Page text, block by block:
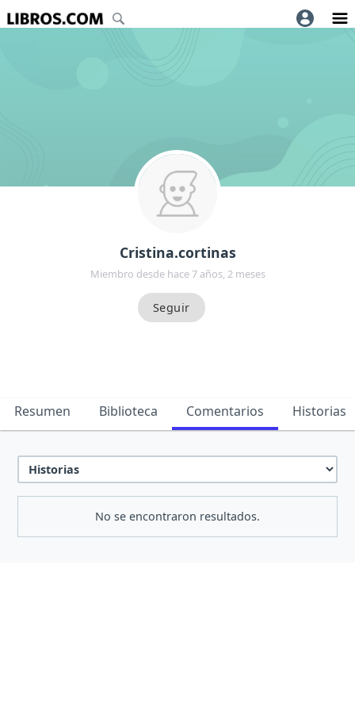
Cristina.cortinas
Miembro desde hace 7 años, 2 meses
Resumen Biblioteca Comentarios Historias
No se encontraron resultados.